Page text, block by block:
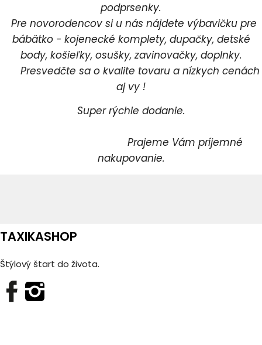
podprsenky.
Pre novorodencov si u nás nájdete výbavičku pre
bábätko - kojenecké komplety, dupačky, detské
body, košieľky, osušky, zavinovačky, doplnky.
Presvedčte sa o kvalite tovaru a nízkych cenách
aj vy !
Super rýchle dodanie.
Prajeme Vám príjemné
nakupovanie.
TAXIKASHOP
Štýlový štart do života.